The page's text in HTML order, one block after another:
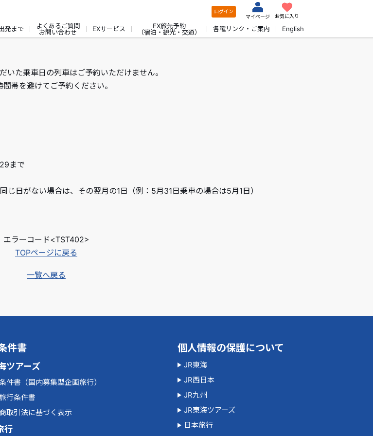
ログイン
マイページ
お気に入り
発まで
よくあるご質問
お問い合わせ
EXサービス
EX旅先予約
（宿泊・観光・交通）
各種リンク・ご案内 English
いた乗車日の列車はご予約いただけません。
間帯を避けてご予約ください。
まで
日がない場合は、その翌月の1日（例：5月31日乗車の場合は5月1日）
エラーコード<TST402>
TOPページに戻る
一覧へ戻る
件書
ツアーズ
件書（国内募集型企画旅行）
行条件書
取引法に基づく表示
行
個人情報の保護について
JR東海
JR西日本
JR九州
JR東海ツアーズ
日本旅行